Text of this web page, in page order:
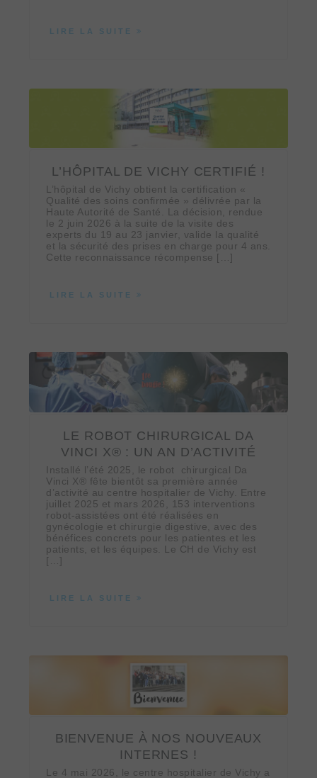
LIRE LA SUITE
L’HÔPITAL DE VICHY CERTIFIÉ !
L’hôpital de Vichy obtient la certification «
Qualité des soins confirmée » délivrée par la
Haute Autorité de Santé. La décision, rendue
le 2 juin 2026 à la suite de la visite des
experts du 19 au 23 janvier, valide la qualité
et la sécurité des prises en charge pour 4 ans.
Cette reconnaissance récompense […]
LIRE LA SUITE
LE ROBOT CHIRURGICAL DA
VINCI X® : UN AN D’ACTIVITÉ
Installé l’été 2025, le robot chirurgical Da
Vinci X® fête bientôt sa première année
d’activité au centre hospitalier de Vichy. Entre
juillet 2025 et mars 2026, 153 interventions
robot‑assistées ont été réalisées en
gynécologie et chirurgie digestive, avec des
bénéfices concrets pour les patientes et les
patients, et les équipes. Le CH de Vichy est
[…]
LIRE LA SUITE
BIENVENUE À NOS NOUVEAUX
INTERNES !
Le 4 mai 2026, le centre hospitalier de Vichy a